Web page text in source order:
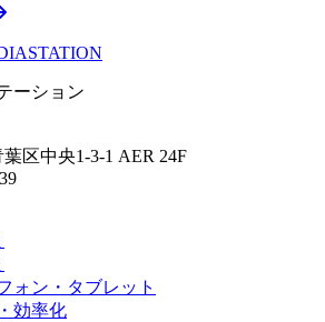
ーション
区中央1-3-1 AER 24F
ォン・タブレット
効率化